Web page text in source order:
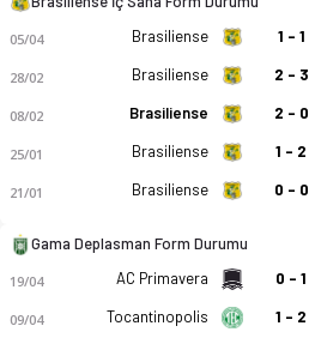
05/04 Brasiliense 1 - 1
28/02 Brasiliense 2 - 3
08/02 Brasiliense 2 - 0
25/01 Brasiliense 1 - 2
21/01 Brasiliense 0 - 0
Gama Deplasman Form Durumu
19/04 AC Primavera 0 - 1
09/04 Tocantinopolis 1 - 2